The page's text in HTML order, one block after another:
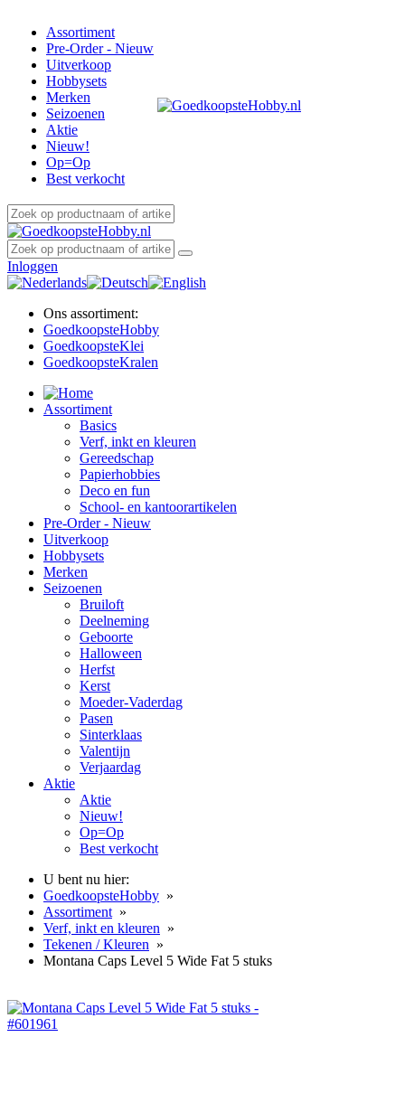
Assortiment
Pre-Order - Nieuw
Uitverkoop
Hobbysets
Merken
Seizoenen
Aktie
Nieuw!
Op=Op
Best verkocht
Inloggen
Ons assortiment:
GoedkoopsteHobby
GoedkoopsteKlei
GoedkoopsteKralen
Assortiment
Basics
Verf, inkt en kleuren
Gereedschap
Papierhobbies
Deco en fun
School- en kantoorartikelen
Pre-Order - Nieuw
Uitverkoop
Hobbysets
Merken
Seizoenen
Bruiloft
Deelneming
Geboorte
Halloween
Herfst
Kerst
Moeder-Vaderdag
Pasen
Sinterklaas
Valentijn
Verjaardag
Aktie
Aktie
Nieuw!
Op=Op
Best verkocht
U bent nu hier:
GoedkoopsteHobby »
Assortiment »
Verf, inkt en kleuren »
Tekenen / Kleuren »
Montana Caps Level 5 Wide Fat 5 stuks